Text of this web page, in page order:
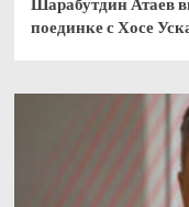
поединке с Хосе